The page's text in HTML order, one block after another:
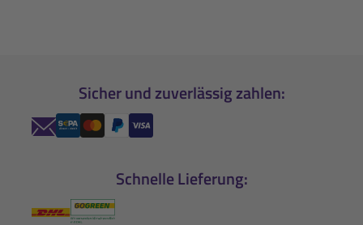
Sicher und zuverlässig zahlen:
Schnelle Lieferung: